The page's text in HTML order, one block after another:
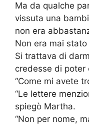
Ma da qualche
vissuta una
non era
Non era mai
Si trattava di
credesse di poter
“Come mi avete
“Le lettere
spiegò Martha.
“Non per nome,